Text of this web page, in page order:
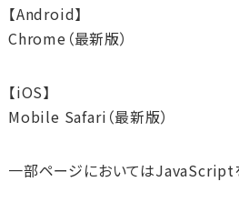
【Android】
Chrome（最新版）
【iOS】
Mobile Safari（最新版）
一部ページにおいてはJavaScript